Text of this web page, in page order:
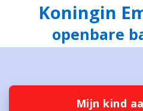
Koningin
openbare
Mijn kind